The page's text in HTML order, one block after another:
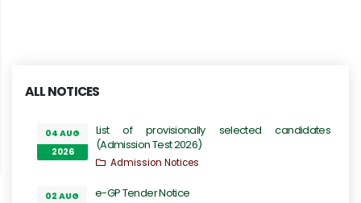
ALL NOTICES
04 AUG
2026
List of provisionally selected candidates
(Admission Test 2026)
Admission Notices
02 AUG
e-GP Tender Notice